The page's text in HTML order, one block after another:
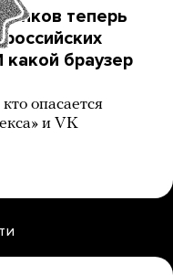
теперь
какой браузер
опасается
и VK